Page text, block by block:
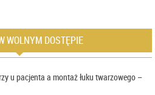
WOLNYM DOSTĘPIE
u pacjenta a montaż łuku twarzowego –